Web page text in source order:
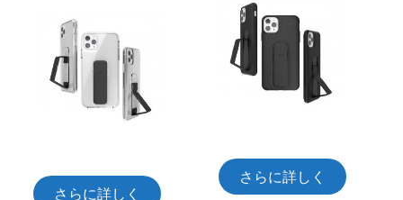
さらに詳しく
さらに詳しく